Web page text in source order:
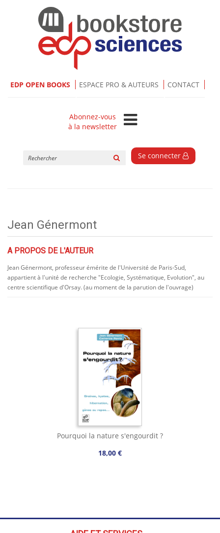
EDP OPEN BOOKS ESPACE PRO & AUTEURS CONTACT
Abonnez-vous
à la newsletter
Se connecter
Jean Génermont
A PROPOS DE L'AUTEUR
Jean Génermont, professeur émérite de l'Université de Paris-Sud,
appartient à l'unité de recherche "Ecologie, Systématique, Evolution", au
centre scientifique d'Orsay. (au moment de la parution de l'ouvrage)
Pourquoi la nature s'engourdit ?
18,00 €